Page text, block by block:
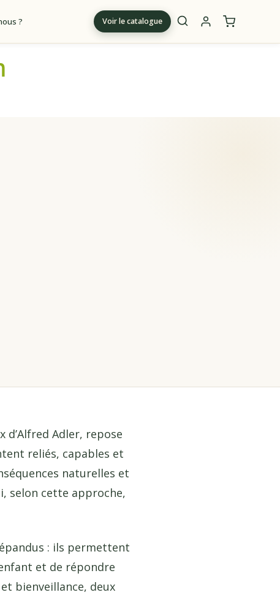
? Voir le catalogue
Adler, repose
reliés, capables et
naturelles et
selon cette approche,
: ils permettent
et de répondre
bienveillance, deux